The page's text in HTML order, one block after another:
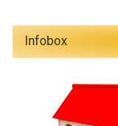
Infobox